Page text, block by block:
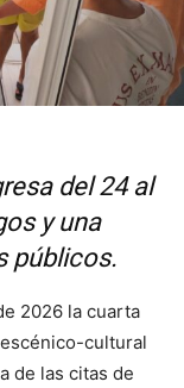
del 24 al
y una
públicos.
2026 la cuarta
cultural
de las citas de